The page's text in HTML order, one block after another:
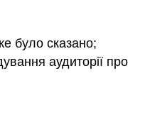
було сказано;
аудиторії про